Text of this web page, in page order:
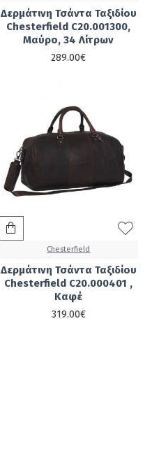
Δερμάτινη Τσάντα Ταξιδίου
Chesterfield C20.001300,
Μαύρο, 34 Λίτρων
289.00€
Chesterfield
Δερμάτινη Τσάντα Ταξιδίου
Chesterfield C20.000401 ,
Καφέ
319.00€